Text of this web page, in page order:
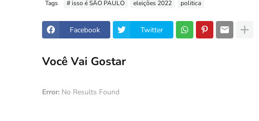
Tags # isso é SÃO PAULO eleições 2022 politica
Facebook Twitter
Você Vai Gostar
Error: No Results Found